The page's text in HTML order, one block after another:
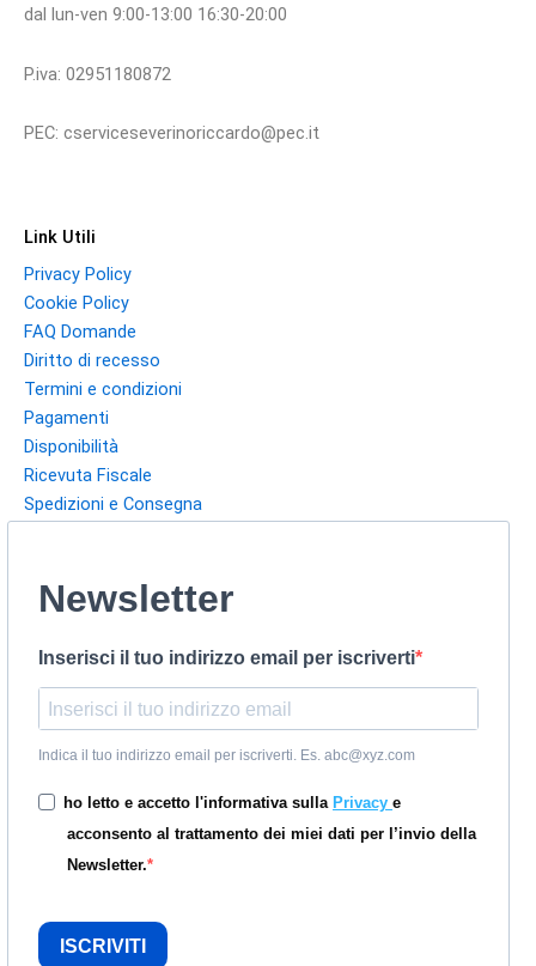
dal lun-ven 9:00-13:00 16:30-20:00
P.iva: 02951180872
PEC: cserviceseverinoriccardo@pec.it
Link Utili
Privacy Policy
Cookie Policy
FAQ Domande
Diritto di recesso
Termini e condizioni
Pagamenti
Disponibilità
Ricevuta Fiscale
Spedizioni e Consegna
Newsletter
Inserisci il tuo indirizzo email per iscriverti
Indica il tuo indirizzo email per iscriverti. Es. abc@xyz.com
ho letto e accetto l'informativa sulla Privacy e
acconsento al trattamento dei miei dati per l’invio della
Newsletter.
ISCRIVITI